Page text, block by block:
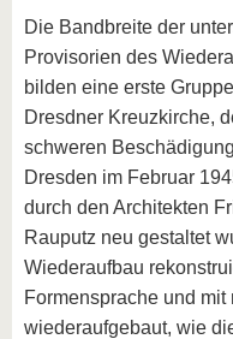
Die Bandbreite der
Provisorien des
bilden eine erste
Dresdner Kreuzkirche,
schweren
Dresden im Februar
durch den Architekten
Rauputz neu gestaltet
Wiederaufbau
Formensprache und
wiederaufgebaut, wie